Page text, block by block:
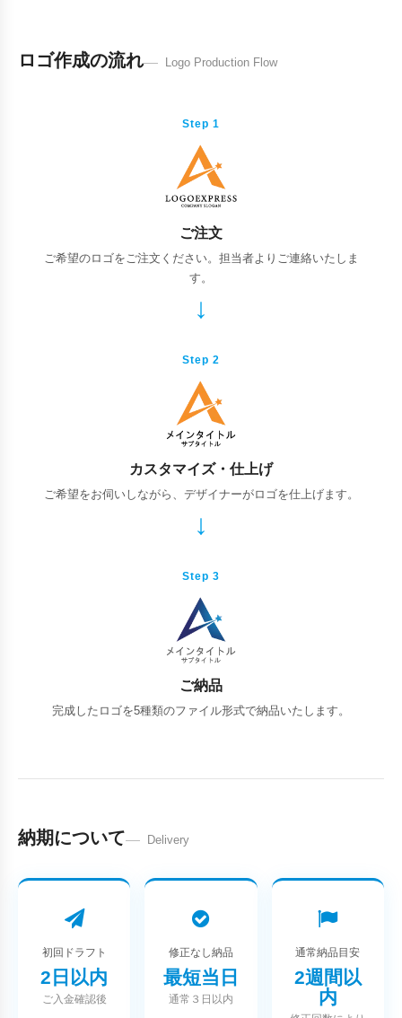
ロゴ作成の流れ Logo Production Flow
Step 1
ご注文
ご希望のロゴをご注文ください。担当者よりご連絡いたしま
す。
Step 2
カスタマイズ・仕上げ
ご希望をお伺いしながら、デザイナーがロゴを仕上げます。
Step 3
ご納品
完成したロゴを5種類のファイル形式で納品いたします。
納期について Delivery
初回ドラフト
2日以内
ご入金確認後
修正なし納品
最短当日
通常３日以内
通常納品目安
2週間以
内